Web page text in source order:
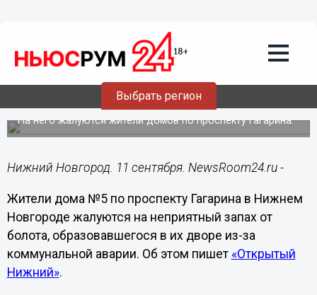
Выбрать регион
Образовавшееся в нижегородском
дворе из-за аварии болото начало
На него жалуются жители домов по проспекту Гагарина.
Нижний Новгород. 11 сентября. NewsRoom24.ru -
Жители дома №5 по проспекту Гагарина в Нижнем
Новгороде жалуются на неприятный запах от
болота, образовавшегося в их дворе из-за
коммунальной аварии. Об этом пишет «Открытый
Нижний».